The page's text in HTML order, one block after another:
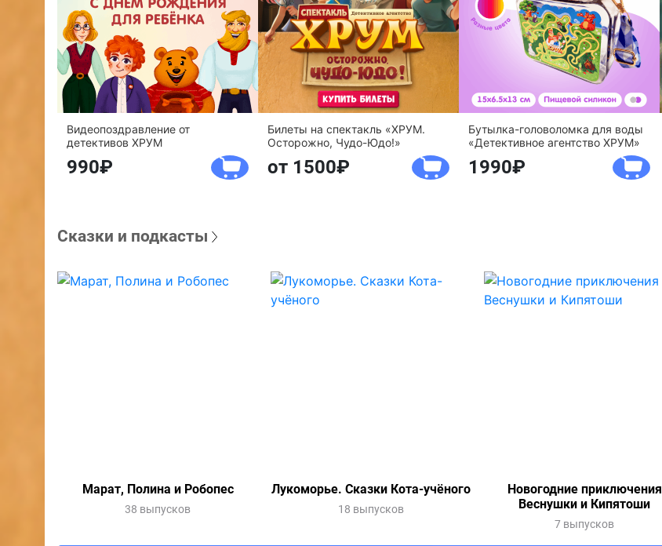
Видеопоздравление от
детективов ХРУМ
990
Билеты на спектакль «ХРУМ.
Осторожно, Чудо-Юдо!»
от 1500
Бутылка-головоломка для воды
«Детективное агентство ХРУМ»
1990
Сказки и подкасты
Марат, Полина и Робопес
38 выпусков
Лукоморье. Сказки Кота-учёного
18 выпусков
Новогодние приключения
Веснушки и Кипятоши
7 выпусков